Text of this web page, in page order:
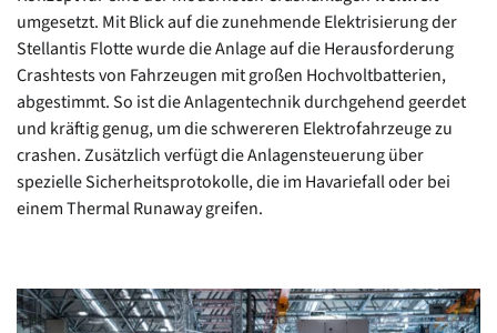
umgesetzt. Mit Blick auf die zunehmende Elektrisierung der
Stellantis Flotte wurde die Anlage auf die Herausforderung
Crashtests von Fahrzeugen mit großen Hochvoltbatterien,
abgestimmt. So ist die Anlagentechnik durchgehend geerdet
und kräftig genug, um die schwereren Elektrofahrzeuge zu
crashen. Zusätzlich verfügt die Anlagensteuerung über
spezielle Sicherheitsprotokolle, die im Havariefall oder bei
einem Thermal Runaway greifen.